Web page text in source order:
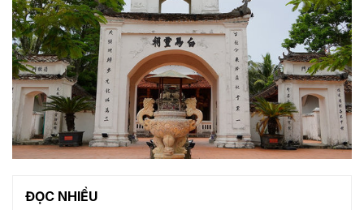
ĐỌC NHIỀU